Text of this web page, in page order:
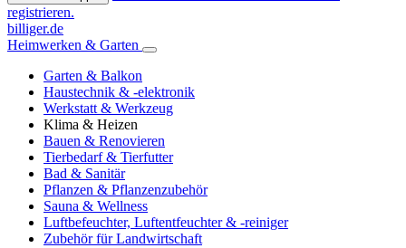
registrieren.
billiger.de
Heimwerken & Garten
Garten & Balkon
Haustechnik & -elektronik
Werkstatt & Werkzeug
Klima & Heizen
Bauen & Renovieren
Tierbedarf & Tierfutter
Bad & Sanitär
Pflanzen & Pflanzenzubehör
Sauna & Wellness
Luftbefeuchter, Luftentfeuchter & -reiniger
Zubehör für Landwirtschaft